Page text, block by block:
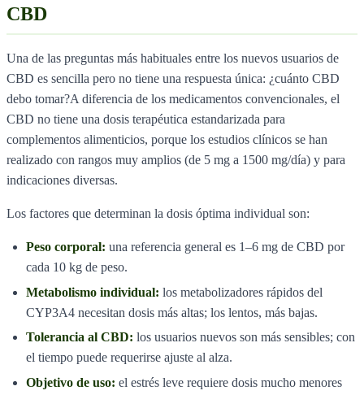
CBD
Una de las preguntas más habituales entre los nuevos usuarios de
CBD es sencilla pero no tiene una respuesta única: ¿cuánto CBD
debo tomar?A diferencia de los medicamentos convencionales, el
CBD no tiene una dosis terapéutica estandarizada para
complementos alimenticios, porque los estudios clínicos se han
realizado con rangos muy amplios (de 5 mg a 1500 mg/día) y para
indicaciones diversas.
Los factores que determinan la dosis óptima individual son:
Peso corporal: una referencia general es 1–6 mg de CBD por
cada 10 kg de peso.
Metabolismo individual: los metabolizadores rápidos del
CYP3A4 necesitan dosis más altas; los lentos, más bajas.
Tolerancia al CBD: los usuarios nuevos son más sensibles; con
el tiempo puede requerirse ajuste al alza.
Objetivo de uso: el estrés leve requiere dosis mucho menores